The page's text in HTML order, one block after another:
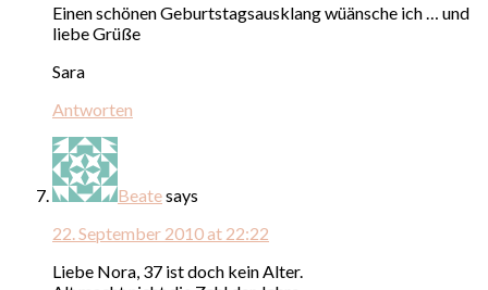
Einen schönen Geburtstagsausklang wüänsche ich … und
liebe Grüße
Sara
Antworten
Beatesays
22. September 2010 at 22:22
Liebe Nora, 37 ist doch kein Alter.